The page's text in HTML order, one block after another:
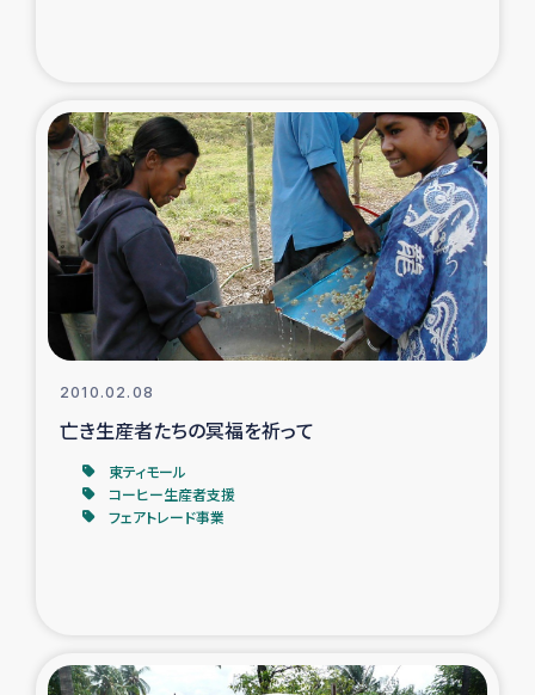
2010.02.08
亡き生産者たちの冥福を祈って
東ティモール
コーヒー生産者支援
フェアトレード事業